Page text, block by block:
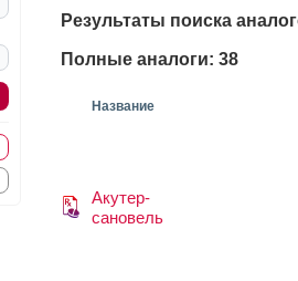
Результаты поиска
Полные аналоги: 38
Название
Акутер-
сановель